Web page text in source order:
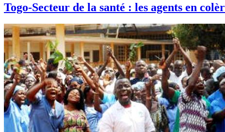
Togo-Secteur de la santé : les agents en